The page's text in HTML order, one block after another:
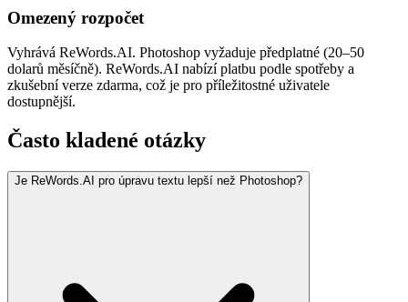
Omezený rozpočet
Vyhrává ReWords.AI. Photoshop vyžaduje předplatné (20–50
dolarů měsíčně). ReWords.AI nabízí platbu podle spotřeby a
zkušební verze zdarma, což je pro příležitostné uživatele
dostupnější.
Často kladené otázky
Je ReWords.AI pro úpravu textu lepší než Photoshop?